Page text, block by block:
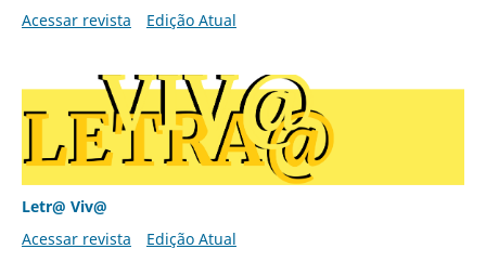
Acessar revista
Edição Atual
Letr@ Viv@
Acessar revista
Edição Atual